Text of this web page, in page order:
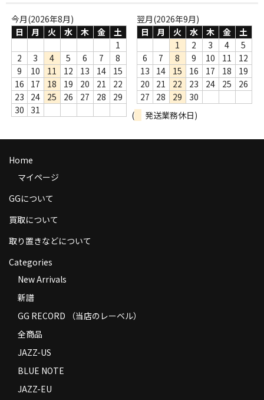
Webのみ no.1
Webのみ no.2
Webのみ no.3
Webのみ no.4
売り切れ
Help
送料
お支払い方法
返品
コンディション
特定商取引法に基づく表示
Contact
今月(2026年8月)
日
月 火 水 木 金
土
1
2
3 4 5 6 7
8
9
10 11 12 13 14
15
16
17 18 19 20 21
22
23
24 25 26 27 28
29
30
31
翌月(2026年9月)
日
月 火 水 木 金
土
1
2 3 4
5
6
7 8 9 10 11
12
13
14 15 16 17 18
19
20
21 22 23 24 25
26
27
28 29
30
(
発送業務休日)
Home
マイページ
GGについて
買取について
取り置きなどについて
Categories
New Arrivals
新譜
GG RECORD （当店のレーベル）
全商品
JAZZ-US
BLUE NOTE
JAZZ-EU